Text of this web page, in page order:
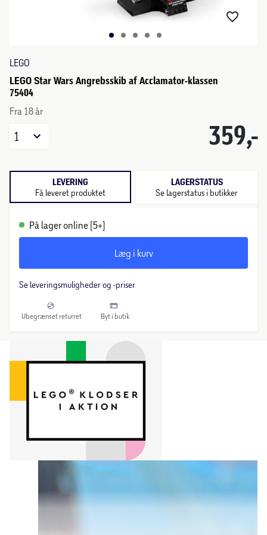
LEGO
LEGO Star Wars Angrebsskib af Acclamator-klassen
75404
Fra 18 år
359,-
1
LEVERING
Få leveret produktet
LAGERSTATUS
Se lagerstatus i butikker
På lager online (5+)
Læg i kurv
Se leveringsmuligheder og -priser
Ubegrænset returret Byt i butik